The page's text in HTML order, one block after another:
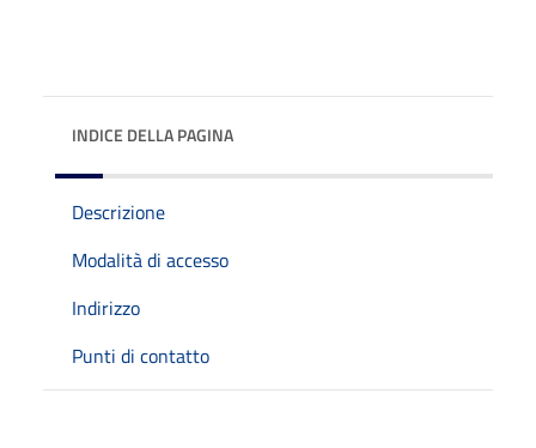
INDICE DELLA PAGINA
Descrizione
Modalità di accesso
Indirizzo
Punti di contatto